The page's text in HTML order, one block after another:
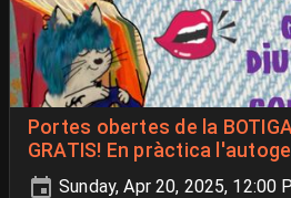
Portes obertes de la
GRATIS! En pràctica
Sunday, Apr 20, 2025, 12:00